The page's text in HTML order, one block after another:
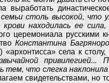
столь высокой, что
находилась ее
церемониала русскими
Константина
села к столу,
привилегией...
тем, что слегка наклонила
свидетельствами, но